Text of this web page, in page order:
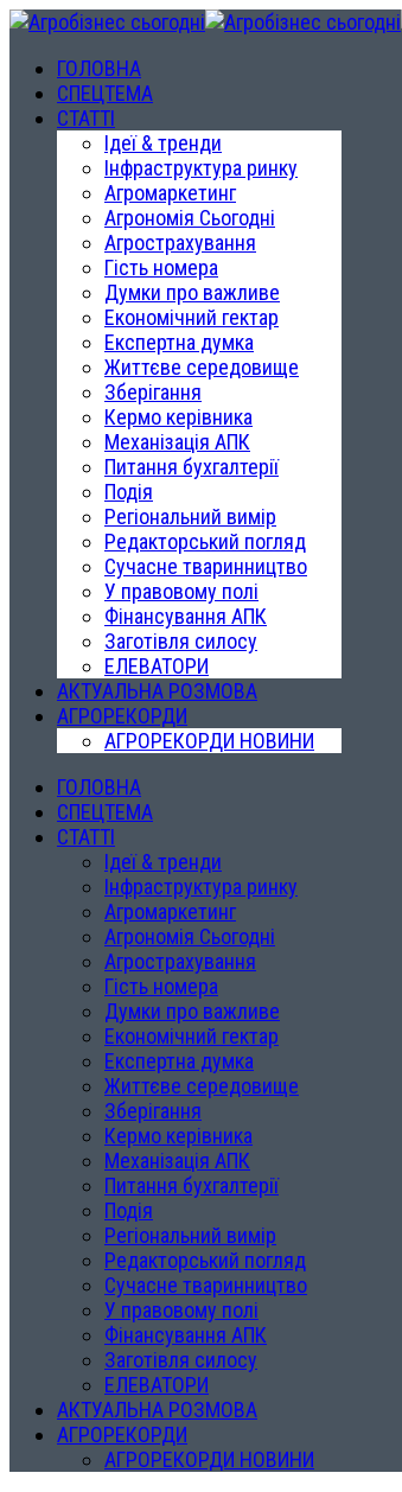
ГОЛОВНА
СПЕЦТЕМА
СТАТТІ
Ідеї & тренди
Інфраструктура ринку
Агромаркетинг
Агрономія Сьогодні
Агрострахування
Гість номера
Думки про важливе
Економічний гектар
Експертна думка
Життєве середовище
Зберігання
Кермо керівника
Механізація АПК
Питання бухгалтерії
Подія
Регіональний вимір
Редакторський погляд
Сучасне тваринництво
У правовому полі
Фінансування АПК
Заготівля силосу
ЕЛЕВАТОРИ
АКТУАЛЬНА РОЗМОВА
АГРОРЕКОРДИ
АГРОРЕКОРДИ НОВИНИ
ГОЛОВНА
СПЕЦТЕМА
СТАТТІ
Ідеї & тренди
Інфраструктура ринку
Агромаркетинг
Агрономія Сьогодні
Агрострахування
Гість номера
Думки про важливе
Економічний гектар
Експертна думка
Життєве середовище
Зберігання
Кермо керівника
Механізація АПК
Питання бухгалтерії
Подія
Регіональний вимір
Редакторський погляд
Сучасне тваринництво
У правовому полі
Фінансування АПК
Заготівля силосу
ЕЛЕВАТОРИ
АКТУАЛЬНА РОЗМОВА
АГРОРЕКОРДИ
АГРОРЕКОРДИ НОВИНИ